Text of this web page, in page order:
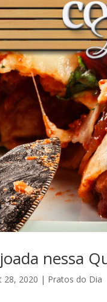
nessa
28, 2020 | Pratos do Dia